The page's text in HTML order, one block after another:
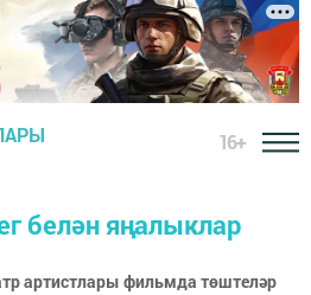
16+
белән яңалыклар
артистлары фильмда төштеләр